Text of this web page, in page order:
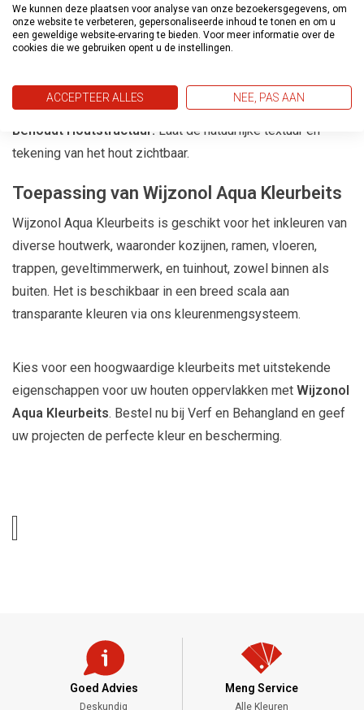
afwerking.
Hoogwaardige Acrylaat Technologie:Voor duurzame
Vochtregulerend:Helpt bij het voorkomen van
houtvergrijzing.
Behoudt Houtstructuur: Laat de natuurlijke textuur en
tekening van het hout zichtbaar.
Toepassing van Wijzonol Aqua Kleurbeits
Wijzonol Aqua Kleurbeits is geschikt voor het inkleuren van
diverse houtwerk, waaronder kozijnen, ramen, vloeren,
trappen, geveltimmerwerk, en tuinhout, zowel binnen als
buiten. Het is beschikbaar in een breed scala aan
transparante kleuren via ons kleurenmengsysteem.
Kies voor een hoogwaardige kleurbeits met uitstekende
eigenschappen voor uw houten oppervlakken met Wijzonol
Aqua Kleurbeits. Bestel nu bij Verf en Behangland en geef
uw projecten de perfecte kleur en bescherming.
Goed Advies
Deskundig
Meng Service
Alle Kleuren
We kunnen deze plaatsen voor analyse van onze bezoekersgegevens, om
onze website te verbeteren, gepersonaliseerde inhoud te tonen en om u
een geweldige website-ervaring te bieden. Voor meer informatie over de
cookies die we gebruiken opent u de instellingen.
ACCEPTEER ALLES NEE, PAS AAN